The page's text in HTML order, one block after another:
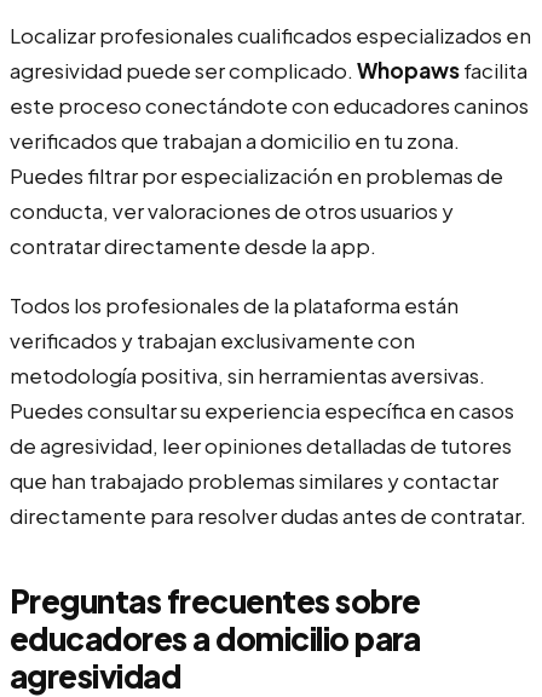
Localizar profesionales cualificados especializados en
agresividad puede ser complicado. Whopawsfacilita
este proceso conectándote con educadores caninos
verificados que trabajan a domicilio en tu zona.
Puedes filtrar por especialización en problemas de
conducta, ver valoraciones de otros usuarios y
contratar directamente desde la app.
Todos los profesionales de la plataforma están
verificados y trabajan exclusivamente con
metodología positiva, sin herramientas aversivas.
Puedes consultar su experiencia específica en casos
de agresividad, leer opiniones detalladas de tutores
que han trabajado problemas similares y contactar
directamente para resolver dudas antes de contratar.
Preguntas frecuentes sobre
educadores a domicilio para
agresividad